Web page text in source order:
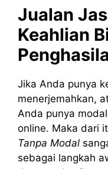
Jualan
Keahlian
Jika Anda punya
menerjemahkan,
Anda punya
online. Maka dari
Tanpa Modal
sebagai langkah